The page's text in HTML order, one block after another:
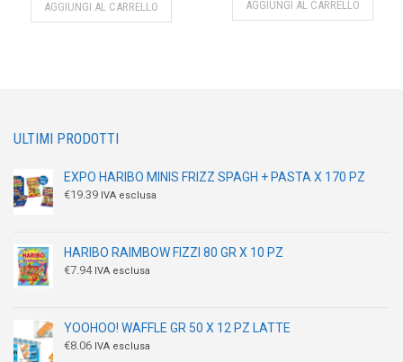
AGGIUNGI AL CARRELLO AGGIUNGI AL CARRELLO
ULTIMI PRODOTTI
EXPO HARIBO MINIS FRIZZ SPAGH + PASTA X 170 PZ
€19.39 IVA esclusa
HARIBO RAIMBOW FIZZI 80 GR X 10 PZ
€7.94 IVA esclusa
YOOHOO! WAFFLE GR 50 X 12 PZ LATTE
€8.06 IVA esclusa